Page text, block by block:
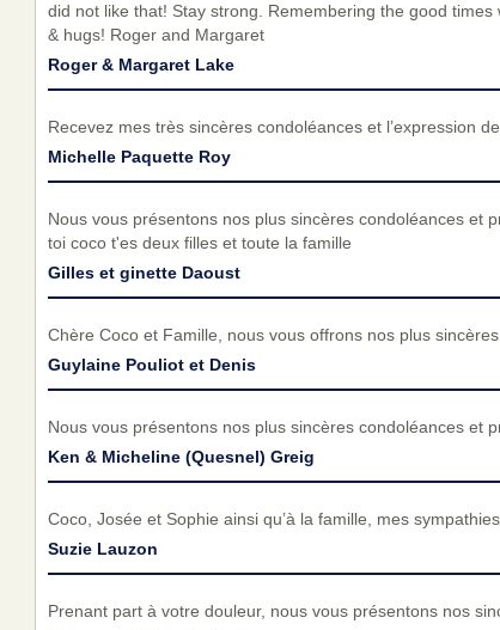
did not like that! Stay strong. Remembering the good
& hugs! Roger and Margaret
Roger & Margaret Lake
Recevez mes très sincères condoléances et l’expression
Michelle Paquette Roy
Nous vous présentons nos plus sincères condoléances et
toi coco t'es deux filles et toute la famille
Gilles et ginette Daoust
Chère Coco et Famille, nous vous offrons nos plus
Guylaine Pouliot et Denis
Nous vous présentons nos plus sincères condoléances et
Ken & Micheline (Quesnel) Greig
Coco, Josée et Sophie ainsi qu’à la famille, mes
Suzie Lauzon
Prenant part à votre douleur, nous vous présentons nos